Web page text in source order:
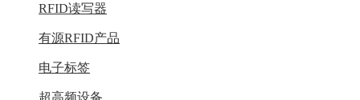
RFID读写器
有源RFID产品
电子标签
超高频设备